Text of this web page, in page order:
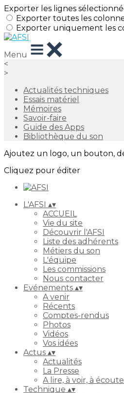
Exporter les lignes
Exporter toutes les
Exporter uniquement les
Menu
<
>
Actualités techniques
Essais matériel
Mémoires
Savoir-faire
Guide des Apps
Bibliothèque du son
Ajoutez un logo, un bouton,
Cliquez pour éditer
L'AFSI ▴▾
ACCUEIL
Vie du site
Découvrir l'AFSI
Liste des adhérents
Métiers du son
L'équipe
Les commissions
Nous contacter
Evénements ▴▾
A venir
Récents
Comptes-rendus
Photos
Vidéos
Vos idées
Actus ▴▾
Actualités
La Presse
A lire, à voir, à
Technique ▴▾